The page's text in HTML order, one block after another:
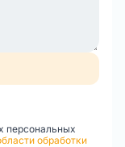
персональных
обработки